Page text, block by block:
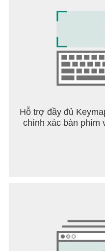
Glass, Ink Inc và Love
Theo dõi chúng tôi để
nhật về các tựa game
https://lionstudios.cc/
Facebook.com/
Youtube.com/c/
Hỗ trợ đầy đủ
chính xác bàn phím